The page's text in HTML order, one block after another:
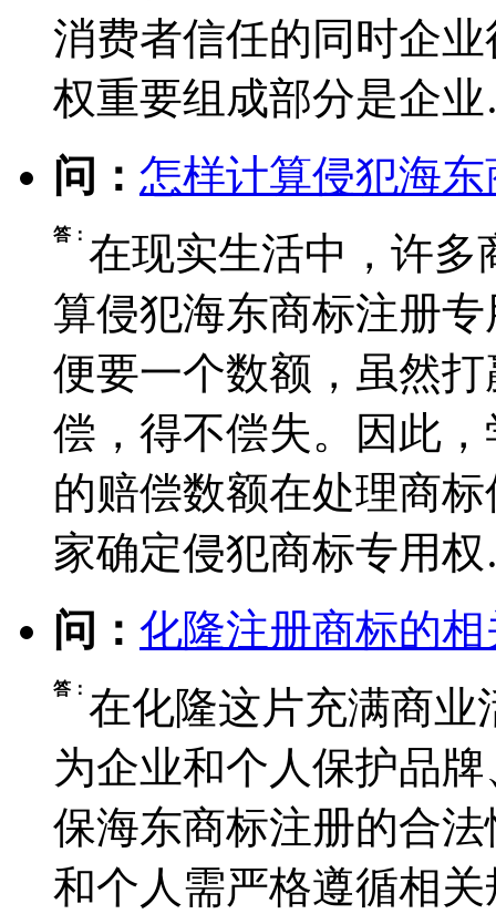
消费者信任的同时企
权重要组成部分是企
问： 怎样计算侵犯海
答： 在现实生活中，许多
算侵犯海东商标注册
便要一个数额，虽然
偿，得不偿失。因此
的赔偿数额在处理商
家确定侵犯商标专用
问： 化隆注册商标的
答： 在化隆这片充满商业
为企业和个人保护品
保海东商标注册的合
和个人需严格遵循相